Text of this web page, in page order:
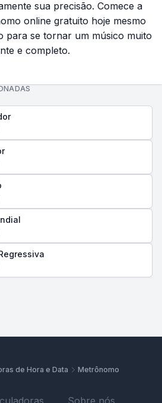
sua precisão. Comece a
online gratuito hoje mesmo
para se tornar um músico muito
e completo.
de Hora e Data Metrônomo